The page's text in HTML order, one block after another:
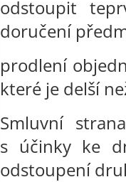
odstoupit
doručení
prodlení
které je delší
Smluvní
s účinky ke
odstoupení